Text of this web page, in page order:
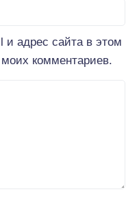
адрес сайта в этом
комментариев.